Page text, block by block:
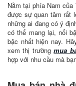
Nằm tại phía Nam
được sự quan tâm rất
những ai đang có ý
có thể mang lại, nổi
bậc nhất hiện nay.
xem thị trườngmua
hợp với nhu cầu mà